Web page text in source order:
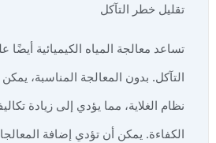
تقليل خطر التآكل
تساعد معالجة المياه الكيميائية أيضًا
التآكل. بدون المعالجة المناسبة،
نظام الغلاية، مما يؤدي إلى زيادة
الكفاءة. يمكن أن تؤدي إضافة